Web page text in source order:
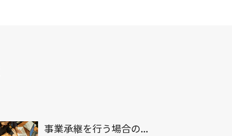
事業承継を行う場合の...